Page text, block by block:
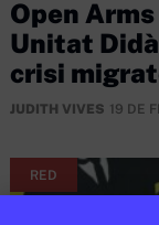
Open
Unitat
crisi
JUDITH VIVES 19 DE
RED